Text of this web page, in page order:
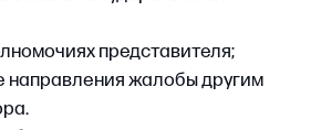
госпошлины;
жалобы
на нормы права;
из первой инстанции
ошибок суда,